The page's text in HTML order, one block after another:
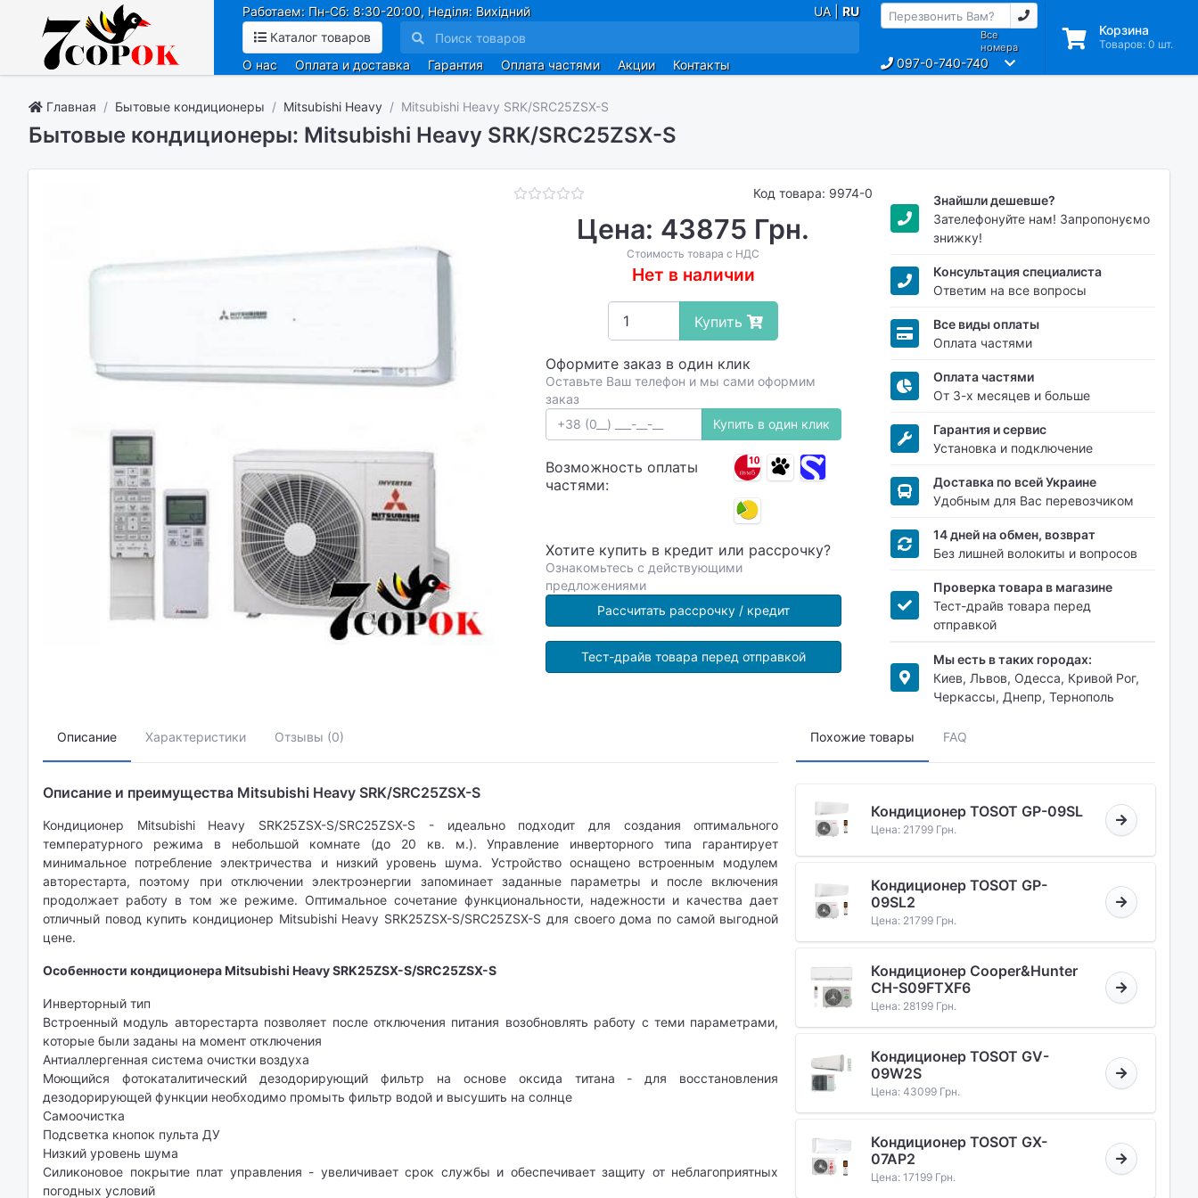
Работаем: Пн-Сб: 8:30-20:00, Неділя: Вихідний UA | RU
Каталог товаров
О нас
Оплата и доставка Гарантия Оплата частями Акции Контакты
Все
номера
097-0-740-740
Корзина
Товаров: 0 шт.
Главная Бытовые кондиционеры Mitsubishi Heavy Mitsubishi Heavy SRK/SRC25ZSX-S
Бытовые кондиционеры: Mitsubishi Heavy SRK/SRC25ZSX-S
Код товара: 9974-0
Цена: 43875 Грн.
Стоимость товара с НДС
Нет в наличии
Купить
Оформите заказ в один клик
Оставьте Ваш телефон и мы сами оформим
заказ
Купить в один клик
Возможность оплаты
частями:
Хотите купить в кредит или рассрочку?
Ознакомьтесь с действующими
предложениями
Рассчитать рассрочку / кредит
Тест-драйв товара перед отправкой
Знайшли дешевше?
Зателефонуйте нам! Запропонуємо
знижку!
Консультация специалиста
Ответим на все вопросы
Все виды оплаты
Оплата частями
Оплата частями
От 3-х месяцев и больше
Гарантия и сервис
Установка и подключение
Доставка по всей Украине
Удобным для Вас перевозчиком
14 дней на обмен, возврат
Без лишней волокиты и вопросов
Проверка товара в магазине
Тест-драйв товара перед
отправкой
Мы есть в таких городах:
Киев, Львов, Одесса, Кривой Рог,
Черкассы, Днепр, Тернополь
Описание Характеристики Отзывы (0)
Описание и преимущества Mitsubishi Heavy SRK/SRC25ZSX-S
Кондиционер Mitsubishi Heavy SRK25ZSX-S/SRC25ZSX-S - идеально подходит для создания оптимального
температурного режима в небольшой комнате (до 20 кв. м.). Управление инверторного типа гарантирует
минимальное потребление электричества и низкий уровень шума. Устройство оснащено встроенным модулем
авторестарта, поэтому при отключении электроэнергии запоминает заданные параметры и после включения
продолжает работу в том же режиме. Оптимальное сочетание функциональности, надежности и качества дает
отличный повод купить кондиционер Mitsubishi Heavy SRK25ZSX-S/SRC25ZSX-S для своего дома по самой выгодной
цене.
Особенности кондиционера Mitsubishi Heavy SRK25ZSX-S/SRC25ZSX-S
Инверторный тип
Встроенный модуль авторестарта позволяет после отключения питания возобновлять работу с теми параметрами,
которые были заданы на момент отключения
Антиаллергенная система очистки воздуха
Моющийся фотокаталитический дезодорирующий фильтр на основе оксида титана - для восстановления
дезодорирующей функции необходимо промыть фильтр водой и высушить на солнце
Самоочистка
Подсветка кнопок пульта ДУ
Низкий уровень шума
Силиконовое покрытие плат управления - увеличивает срок службы и обеспечивает защиту от неблагоприятных
погодных условий
Похожие товары FAQ
Кондиционер TOSOT GP-09SL
Цена: 21799 Грн.
Кондиционер TOSOT GP-
09SL2
Цена: 21799 Грн.
Кондиционер Cooper&Hunter
CH-S09FTXF6
Цена: 28199 Грн.
Кондиционер TOSOT GV-
09W2S
Цена: 43099 Грн.
Кондиционер TOSOT GX-
07AP2
Цена: 17199 Грн.